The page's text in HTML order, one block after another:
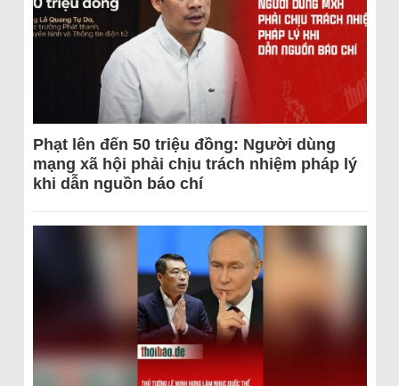
Phạt lên đến 50 triệu đồng: Người dùng
mạng xã hội phải chịu trách nhiệm pháp lý
khi dẫn nguồn báo chí